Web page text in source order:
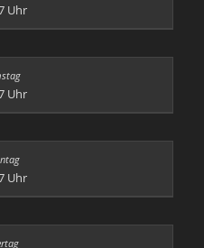
Uhr
Uhr
Uhr